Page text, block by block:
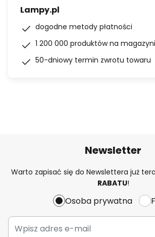
Lampy.pl
dogodne metody płatności
1 200 000 produktów na
50-dniowy termin zwrotu towaru
Newsletter
Warto zapisać się do Newslettera już
RABATU!
Osoba prywatna